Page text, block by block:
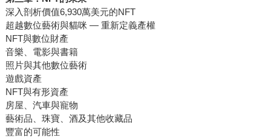
深入剖析價值6,930萬美元的NFT
超越數位藝術與貓咪 — 重新定義產權
NFT與數位財產
音樂、電影與書籍
照片與其他數位藝術
遊戲資產
NFT與有形資產
房屋、汽車與寵物
藝術品、珠寶、酒及其他收藏品
豐富的可能性